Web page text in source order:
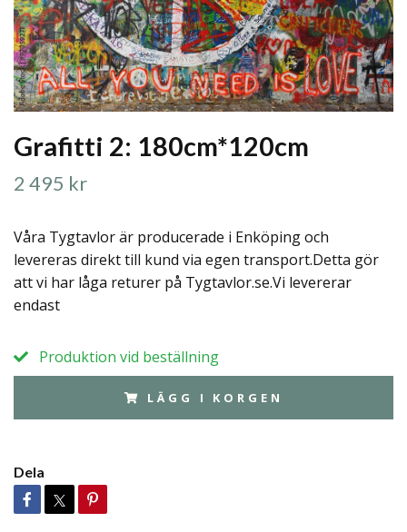
Grafitti 2: 180cm*120cm
2 495 kr
Våra Tygtavlor är producerade i Enköping och
levereras direkt till kund via egen transport.Detta gör
att vi har låga returer på Tygtavlor.se.Vi levererar
endast
Produktion vid beställning
LÄGG I KORGEN
Dela